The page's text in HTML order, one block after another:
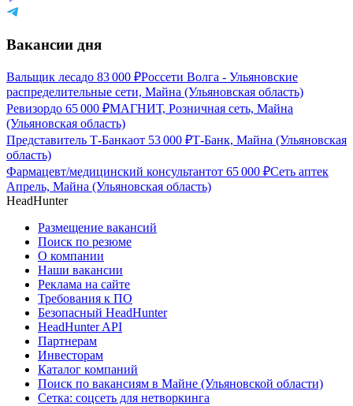
Вакансии дня
Вальщик лесадо 83 000 ₽Россети Волга - Ульяновские
распределительные сети, Майна (Ульяновская область)
Ревизордо 65 000 ₽МАГНИТ, Розничная сеть, Майна
(Ульяновская область)
Представитель Т-Банкаот 53 000 ₽Т-Банк, Майна (Ульяновская
область)
Фармацевт/медицинский консультантот 65 000 ₽Сеть аптек
Апрель, Майна (Ульяновская область)
HeadHunter
Размещение вакансий
Поиск по резюме
О компании
Наши вакансии
Реклама на сайте
Требования к ПО
Безопасный HeadHunter
HeadHunter API
Партнерам
Инвесторам
Каталог компаний
Поиск по вакансиям в Майне (Ульяновской области)
Сетка: соцсеть для нетворкинга